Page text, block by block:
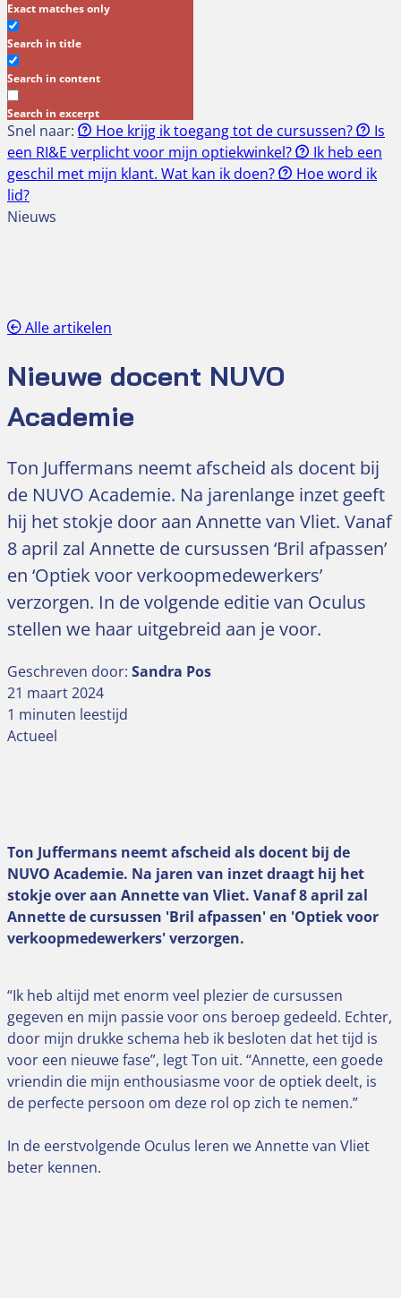
Exact matches only
Search in title
Search in content
Search in excerpt
Snel naar: Hoe krijg ik toegang tot de cursussen?
Is
een RI&E verplicht voor mijn optiekwinkel?
Ik heb een
geschil met mijn klant. Wat kan ik doen?
Hoe word ik
lid?
Nieuws
Alle artikelen
Nieuwe docent NUVO
Academie
Ton Juffermans neemt afscheid als docent bij
de NUVO Academie. Na jarenlange inzet geeft
hij het stokje door aan Annette van Vliet. Vanaf
8 april zal Annette de cursussen ‘Bril afpassen’
en ‘Optiek voor verkoopmedewerkers’
verzorgen. In de volgende editie van Oculus
stellen we haar uitgebreid aan je voor.
Geschreven door: Sandra Pos
21 maart 2024
1 minuten leestijd
Actueel
Ton Juffermans neemt afscheid als docent bij de
NUVO Academie. Na jaren van inzet draagt hij het
stokje over aan Annette van Vliet. Vanaf 8 april zal
Annette de cursussen 'Bril afpassen' en 'Optiek voor
verkoopmedewerkers' verzorgen.
“Ik heb altijd met enorm veel plezier de cursussen
gegeven en mijn passie voor ons beroep gedeeld. Echter,
door mijn drukke schema heb ik besloten dat het tijd is
voor een nieuwe fase”, legt Ton uit. “Annette, een goede
vriendin die mijn enthousiasme voor de optiek deelt, is
de perfecte persoon om deze rol op zich te nemen.”
In de eerstvolgende Oculus leren we Annette van Vliet
beter kennen.